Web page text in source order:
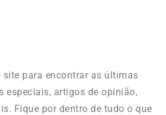
site para encontrar as últimas
especiais, artigos de opinião,
Fique por dentro de tudo o que